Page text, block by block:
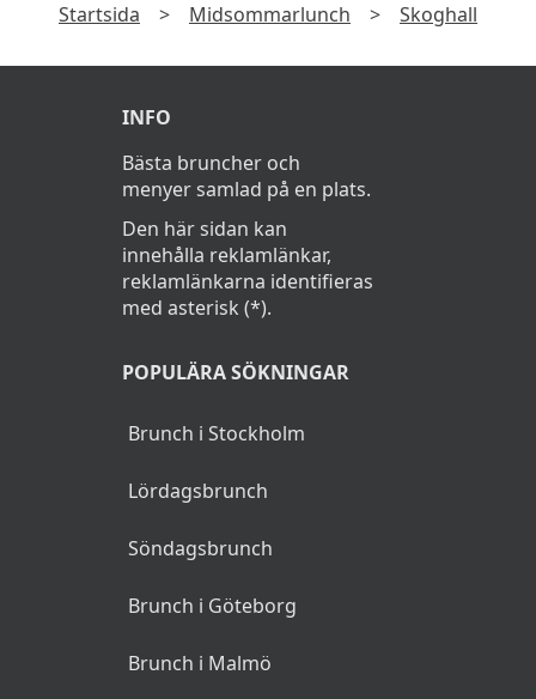
Startsida > Midsommarlunch > Skoghall
INFO
Bästa bruncher och
menyer samlad på en plats.
Den här sidan kan
innehålla reklamlänkar,
reklamlänkarna identifieras
med asterisk (*).
POPULÄRA SÖKNINGAR
Brunch i Stockholm
Lördagsbrunch
Söndagsbrunch
Brunch i Göteborg
Brunch i Malmö